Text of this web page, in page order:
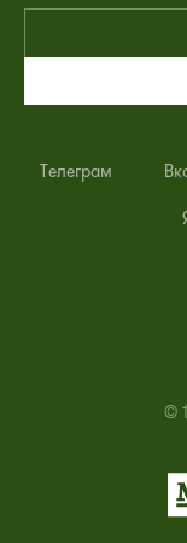
Телеграм
©